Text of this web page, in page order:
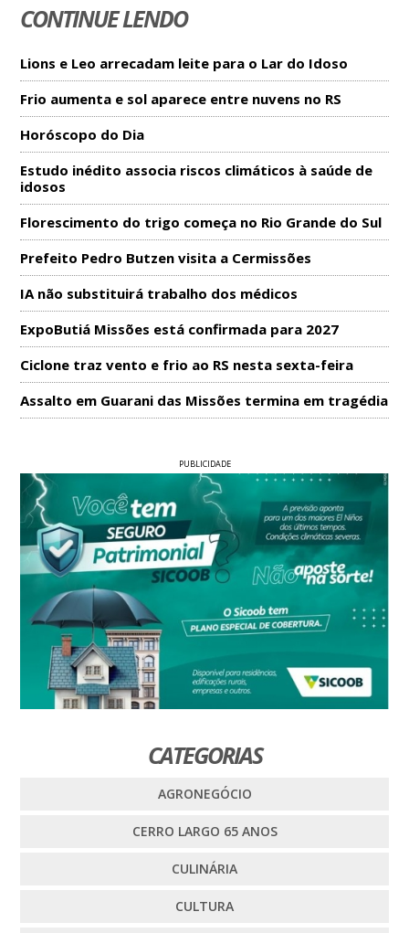
CONTINUE LENDO
Lions e Leo arrecadam leite para o Lar do Idoso
Frio aumenta e sol aparece entre nuvens no RS
Horóscopo do Dia
Estudo inédito associa riscos climáticos à saúde de
idosos
Florescimento do trigo começa no Rio Grande do Sul
Prefeito Pedro Butzen visita a Cermissões
IA não substituirá trabalho dos médicos
ExpoButiá Missões está confirmada para 2027
Ciclone traz vento e frio ao RS nesta sexta-feira
Assalto em Guarani das Missões termina em tragédia
PUBLICIDADE
CATEGORIAS
AGRONEGÓCIO
CERRO LARGO 65 ANOS
CULINÁRIA
CULTURA